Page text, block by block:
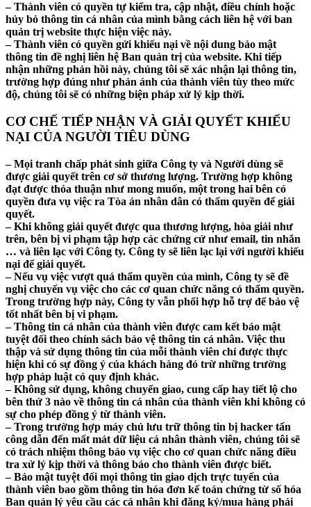
– Thành viên có quyền tự kiểm tra, cập nhật, điều chỉnh hoặc
hủy bỏ thông tin cá nhân của mình bằng cách liên hệ với ban
quản trị website thực hiện việc này.
– Thành viên có quyền gửi khiếu nại về nội dung bảo mật
thông tin đề nghị liên hệ Ban quản trị của website. Khi tiếp
nhận những phản hồi này, chúng tôi sẽ xác nhận lại thông tin,
trường hợp đúng như phản ánh của thành viên tùy theo mức
độ, chúng tôi sẽ có những biện pháp xử lý kịp thời.
CƠ CHẾ TIẾP NHẬN VÀ GIẢI QUYẾT KHIẾU
NẠI CỦA NGƯỜI TIÊU DÙNG
– Mọi tranh chấp phát sinh giữa Công ty và Người dùng sẽ
được giải quyết trên cơ sở thương lượng. Trường hợp không
đạt được thỏa thuận như mong muốn, một trong hai bên có
quyền đưa vụ việc ra Tòa án nhân dân có thẩm quyền để giải
quyết.
– Khi không giải quyết được qua thương lượng, hòa giải như
trên, bên bị vi phạm tập hợp các chứng cứ như email, tin nhắn
… và liên lạc với Công ty. Công ty sẽ liên lạc lại với người khiếu
nại để giải quyết.
– Nếu vụ việc vượt quá thẩm quyền của mình, Công ty sẽ đề
nghị chuyển vụ việc cho các cơ quan chức năng có thẩm quyền.
Trong trường hợp này, Công ty vẫn phối hợp hỗ trợ để bảo vệ
tốt nhất bên bị vi phạm.
– Thông tin cá nhân của thành viên được cam kết bảo mật
tuyệt đối theo chính sách bảo vệ thông tin cá nhân. Việc thu
thập và sử dụng thông tin của mỗi thành viên chỉ được thực
hiện khi có sự đồng ý của khách hàng đó trừ những trường
hợp pháp luật có quy định khác.
– Không sử dụng, không chuyển giao, cung cấp hay tiết lộ cho
bên thứ 3 nào về thông tin cá nhân của thành viên khi không có
sự cho phép đồng ý từ thành viên.
– Trong trường hợp máy chủ lưu trữ thông tin bị hacker tấn
công dẫn đến mất mát dữ liệu cá nhân thành viên, chúng tôi sẽ
có trách nhiệm thông báo vụ việc cho cơ quan chức năng điều
tra xử lý kịp thời và thông báo cho thành viên được biết.
– Bảo mật tuyệt đối mọi thông tin giao dịch trực tuyến của
thành viên bao gồm thông tin hóa đơn kế toán chứng từ số hóa
Ban quản lý yêu cầu các cá nhân khi đăng ký/mua hàng phải